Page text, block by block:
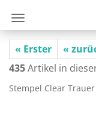
« Erster «
435Artikel in
Stem­pel Clear